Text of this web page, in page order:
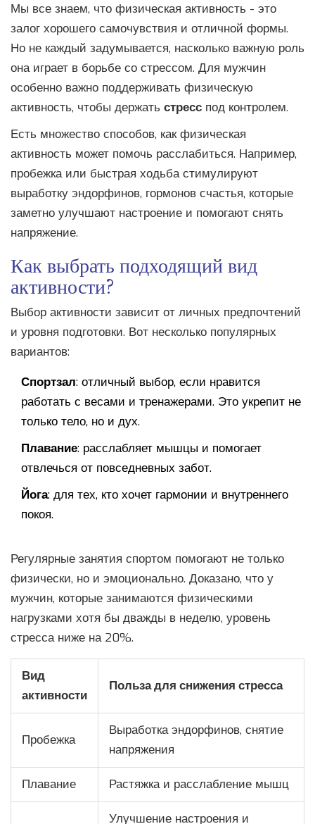
Мы все знаем, что физическая активность - это
залог хорошего самочувствия и отличной формы.
Но не каждый задумывается, насколько важную роль
она играет в борьбе со стрессом. Для мужчин
особенно важно поддерживать физическую
активность, чтобы держать стресс под контролем.
Есть множество способов, как физическая
активность может помочь расслабиться. Например,
пробежка или быстрая ходьба стимулируют
выработку эндорфинов, гормонов счастья, которые
заметно улучшают настроение и помогают снять
напряжение.
Как выбрать подходящий вид
активности?
Выбор активности зависит от личных предпочтений
и уровня подготовки. Вот несколько популярных
вариантов:
Спортзал: отличный выбор, если нравится
работать с весами и тренажерами. Это укрепит не
только тело, но и дух.
Плавание: расслабляет мышцы и помогает
отвлечься от повседневных забот.
Йога: для тех, кто хочет гармонии и внутреннего
покоя.
Регулярные занятия спортом помогают не только
физически, но и эмоционально. Доказано, что у
мужчин, которые занимаются физическими
нагрузками хотя бы дважды в неделю, уровень
стресса ниже на 20%.
Вид
активности
Польза для снижения стресса
Пробежка
Выработка эндорфинов, снятие
напряжения
Плавание Растяжка и расслабление мышц
Улучшение настроения и